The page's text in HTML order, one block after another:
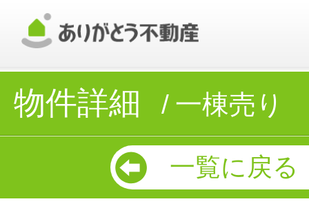
物件詳細 一棟売り
一覧に戻る